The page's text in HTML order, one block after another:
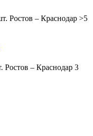
Ростов – Краснодар >5
Ростов – Краснодар 3